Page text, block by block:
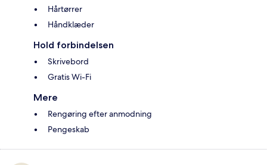
Hårtørrer
Håndklæder
Hold forbindelsen
Skrivebord
Gratis Wi-Fi
Mere
Rengøring efter anmodning
Pengeskab